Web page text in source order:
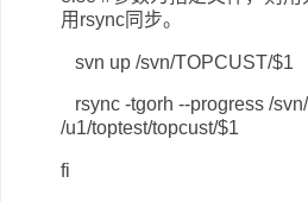
用rsync同步。
svn up /svn/TOPCUST/$1
rsync -tgorh --progress /
/u1/toptest/topcust/$1
fi